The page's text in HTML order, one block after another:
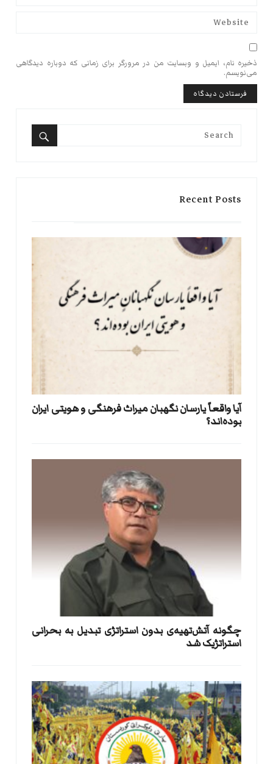
ذخیره نام، ایمیل و وبسایت من در مرورگر برای زمانی که دوباره دیدگاهی
می‌نویسم.
Search
Recent Posts
آیا واقعاً یارسان نگهبان میراث فرهنگی و هویتی ایران
بوده‌اند؟
​چگونه آتش‌تهیه‌ی بدون استراتژی تبدیل به بحرانی
استراتژیک شد